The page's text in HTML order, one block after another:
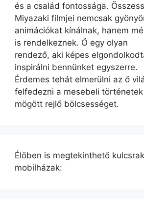
és a család fontossága.
Miyazaki filmjei nemcsak
animációkat kínálnak, hanem
is rendelkeznek. Ő egy olyan
rendező, aki képes
inspirálni bennünket egyszerre.
Érdemes tehát elmerülni az ő
felfedezni a mesebeli történetek
mögött rejlő bölcsességet.
Élőben is megtekinthető
mobilházak: